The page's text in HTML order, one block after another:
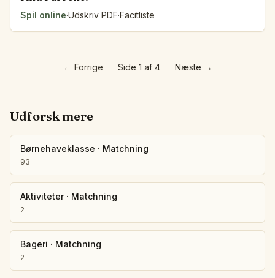
Spil online·Udskriv PDF·Facitliste
← Forrige Side 1 af 4 Næste →
Udforsk mere
Børnehaveklasse · Matchning
93
Aktiviteter· Matchning
2
Bageri · Matchning
2